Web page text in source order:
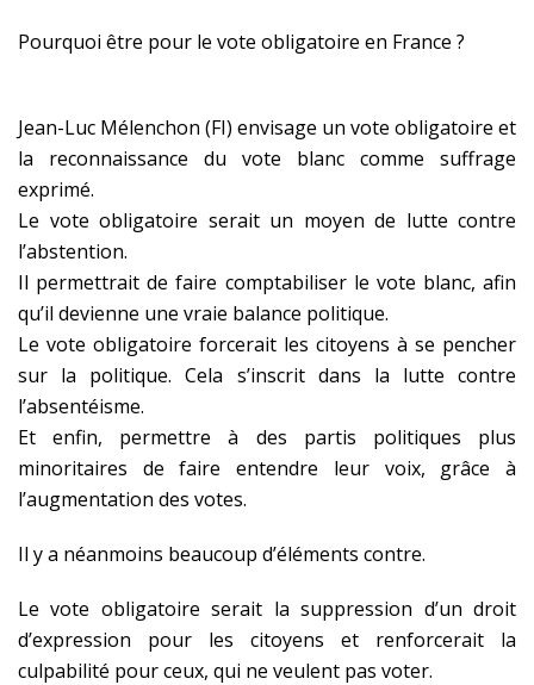
Pourquoi être pour le vote obligatoire en France ?
Jean-Luc Mélenchon (FI) envisage un vote obligatoire et
la reconnaissance du vote blanc comme suffrage
exprimé.
Le vote obligatoire serait un moyen de lutte contre
l’abstention.
Il permettrait de faire comptabiliser le vote blanc, afin
qu’il devienne une vraie balance politique.
Le vote obligatoire forcerait les citoyens à se pencher
sur la politique. Cela s’inscrit dans la lutte contre
l’absentéisme.
Et enfin, permettre à des partis politiques plus
minoritaires de faire entendre leur voix, grâce à
l’augmentation des votes.
Il y a néanmoins beaucoup d’éléments contre.
Le vote obligatoire serait la suppression d’un droit
d’expression pour les citoyens et renforcerait la
culpabilité pour ceux, qui ne veulent pas voter.